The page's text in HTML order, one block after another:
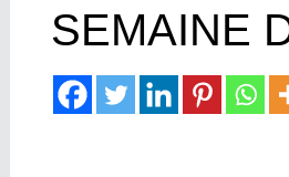
SEMAINE